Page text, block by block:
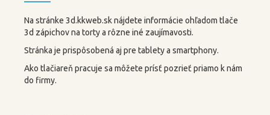
Na stránke 3d.kkweb.sk nájdete informácie ohľadom tlače
3d zápichov na torty a rôzne iné zaujímavosti.
Stránka je prispôsobená aj pre tablety a smartphony.
Ako tlačiareň pracuje sa môžete prísť pozrieť priamo k nám
do firmy.